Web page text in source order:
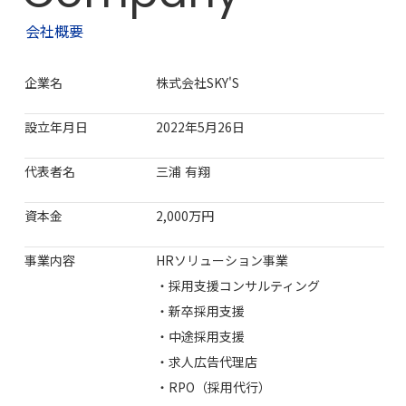
会社概要
企業名 株式会社SKY'S
設立年月日 2022年5月26日
代表者名 三浦 有翔
資本金 2,000万円
事業内容
HRソリューション事業
・採用支援コンサルティング
・新卒採用支援
・中途採用支援
・求人広告代理店
・RPO（採用代行）